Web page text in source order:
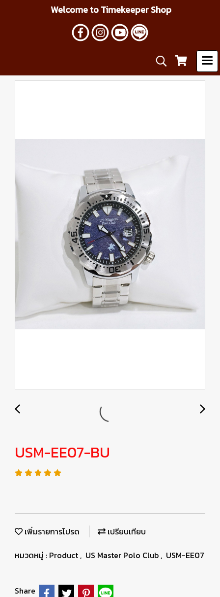
Welcome to Timekeeper Shop
USM-EE07-BU
เพิ่มรายการโปรด
เปรียบเทียบ
หมวดหมู่ : Product , US Master Polo Club , USM-EE07
Share